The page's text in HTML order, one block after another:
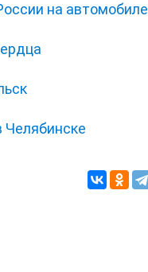
на автомобиле